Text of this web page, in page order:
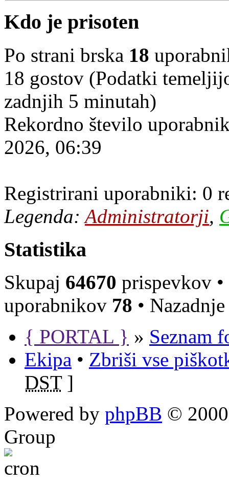
Kdo je prisoten
Po strani brska 18
18 gostov (Podatki
zadnjih 5 minutah)
Rekordno število
2026, 06:39
Registrirani uporabniki: 0
Legenda:Administratorji,
Statistika
Skupaj 64670 prispevkov
uporabnikov 78 •
{ PORTAL } » Seznam
Ekipa • Zbriši vse
DST]
Powered by phpBB ©
Group